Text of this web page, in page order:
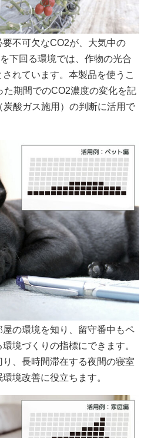
不可欠なCO2が、大気中の
下回る環境では、作物の光合
れています。本製品を使うこ
た期間でのCO2濃度の変化を記
酸ガス施用）の判断に活用で
の環境を知り、留守番中もペ
境づくりの指標にできます。
、長時間滞在する夜間の寝室
境改善に役立ちます。